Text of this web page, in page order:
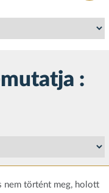
:
nem történt meg, holott